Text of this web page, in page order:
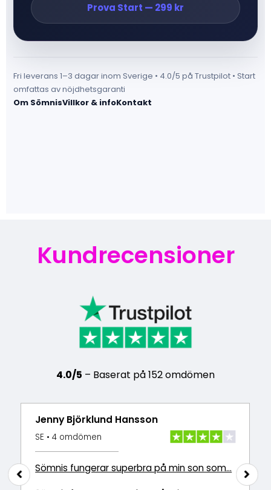
Prova Start — 299 kr
Fri leverans 1–3 dagar inom Sverige • 4.0/5 på Trustpilot • Start
omfattas av nöjdhetsgaranti
Om SömnisVillkor & infoKontakt
Kundrecensioner
4.0/5 – Baserat på 152 omdömen
Jenny Björklund Hansson
SE • 4 omdömen
Sömnis fungerar superbra på min son som…